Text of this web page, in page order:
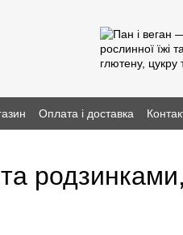
Оплата і доставка